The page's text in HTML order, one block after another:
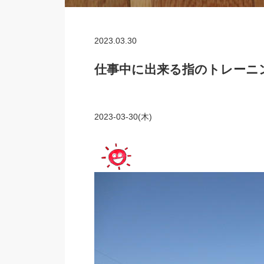
2023.03.30
仕事中に出来る指のトレーニ
2023-03-30(木)